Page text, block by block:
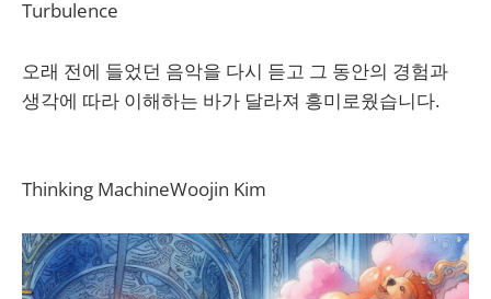
Turbulence
오래 전에 들었던 음악을 다시 듣고 그 동안의 경험과
생각에 따라 이해하는 바가 달라져 흥미로웠습니다.
Thinking MachineWoojin Kim